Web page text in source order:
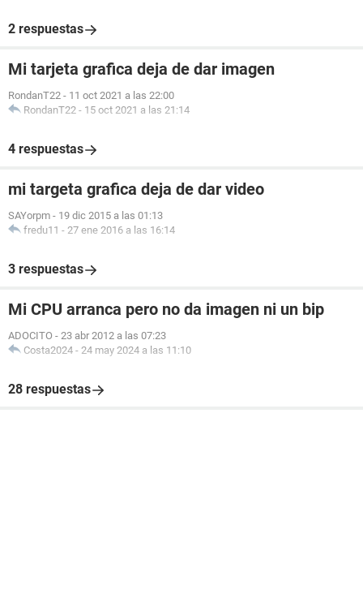
2 respuestas
Mi tarjeta grafica deja de dar imagen
RondanT22 - 11 oct 2021 a las 22:00
RondanT22 - 15 oct 2021 a las 21:14
4 respuestas
mi targeta grafica deja de dar video
SAYorpm - 19 dic 2015 a las 01:13
fredu11 - 27 ene 2016 a las 16:14
3 respuestas
Mi CPU arranca pero no da imagen ni un bip
ADOCITO - 23 abr 2012 a las 07:23
Costa2024 - 24 may 2024 a las 11:10
28 respuestas